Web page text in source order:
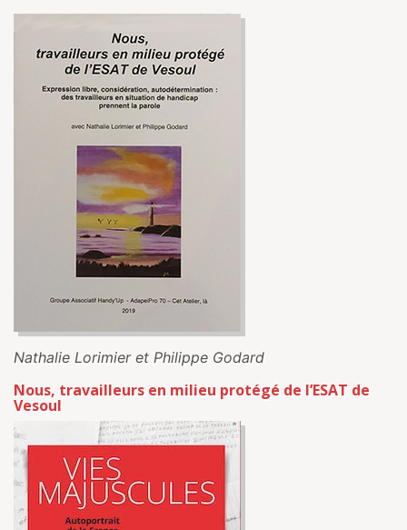
Nathalie Lorimier et Philippe Godard
Nous, travailleurs en milieu protégé de l’ESAT de
Vesoul